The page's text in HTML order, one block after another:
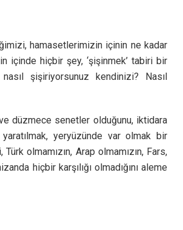
hamasetlerimizin içinin ne kadar
içinde hiçbir şey, ‘şişinmek’ tabiri bir
şişiriyorsunuz kendinizi? Nasıl
ve düzmece senetler olduğunu, iktidara
yeryüzünde var olmak bir
olmamızın, Arap olmamızın, Fars,
hiçbir karşılığı olmadığını aleme